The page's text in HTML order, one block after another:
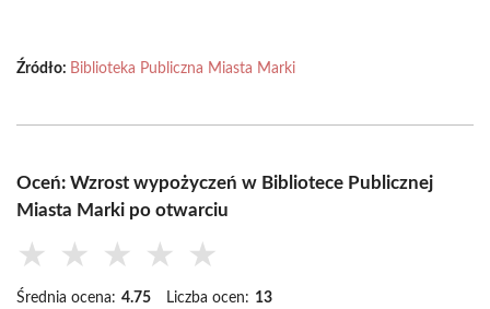
Źródło: Biblioteka Publiczna Miasta Marki
Oceń: Wzrost wypożyczeń w Bibliotece Publicznej
Miasta Marki po otwarciu
★ ★ ★ ★ ★
Średnia ocena: 4.75 Liczba ocen: 13